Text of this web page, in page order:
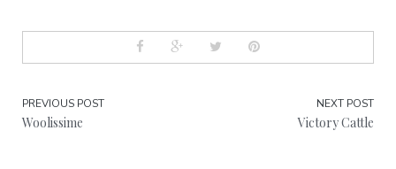
PREVIOUS POST
Woolissime
NEXT POST
Victory Cattle